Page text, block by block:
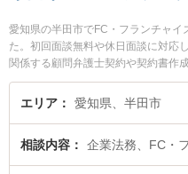
愛知県の半田市でFC・フランチャイ
た。初回面談無料や休日面談に対応
関係する顧問弁護士契約や契約書作
規則作成等の細かな分野での絞り込
律事務所の中島 康雄弁護士や榊原
ズ契約のトラブルを今すぐに弁護士
のトラブル解決の実績豊富な近くの
エリア 愛知県、半田市
相談内容 企業法務、FC・